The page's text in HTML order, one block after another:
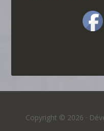
Copyright © 2026 ·